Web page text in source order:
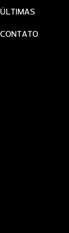
ÚLTIMAS
CONTATO